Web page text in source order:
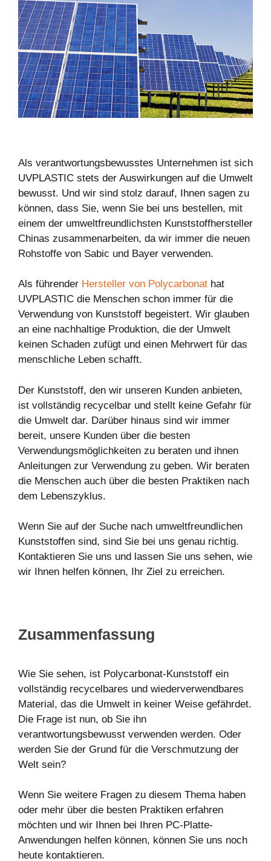
Als verantwortungsbewusstes Unternehmen ist sich
UVPLASTIC stets der Auswirkungen auf die Umwelt
bewusst. Und wir sind stolz darauf, Ihnen sagen zu
können, dass Sie, wenn Sie bei uns bestellen, mit
einem der umweltfreundlichsten Kunststoffhersteller
Chinas zusammenarbeiten, da wir immer die neuen
Rohstoffe von Sabic und Bayer verwenden.
Als führender Hersteller von Polycarbonat hat
UVPLASTIC die Menschen schon immer für die
Verwendung von Kunststoff begeistert. Wir glauben
an eine nachhaltige Produktion, die der Umwelt
keinen Schaden zufügt und einen Mehrwert für das
menschliche Leben schafft.
Der Kunststoff, den wir unseren Kunden anbieten,
ist vollständig recycelbar und stellt keine Gefahr für
die Umwelt dar. Darüber hinaus sind wir immer
bereit, unsere Kunden über die besten
Verwendungsmöglichkeiten zu beraten und ihnen
Anleitungen zur Verwendung zu geben. Wir beraten
die Menschen auch über die besten Praktiken nach
dem Lebenszyklus.
Wenn Sie auf der Suche nach umweltfreundlichen
Kunststoffen sind, sind Sie bei uns genau richtig.
Kontaktieren Sie uns und lassen Sie uns sehen, wie
wir Ihnen helfen können, Ihr Ziel zu erreichen.
Zusammenfassung
Wie Sie sehen, ist Polycarbonat-Kunststoff ein
vollständig recycelbares und wiederverwendbares
Material, das die Umwelt in keiner Weise gefährdet.
Die Frage ist nun, ob Sie ihn
verantwortungsbewusst verwenden werden. Oder
werden Sie der Grund für die Verschmutzung der
Welt sein?
Wenn Sie weitere Fragen zu diesem Thema haben
oder mehr über die besten Praktiken erfahren
möchten und wir Ihnen bei Ihren PC-Platte-
Anwendungen helfen können, können Sie uns noch
heute kontaktieren.